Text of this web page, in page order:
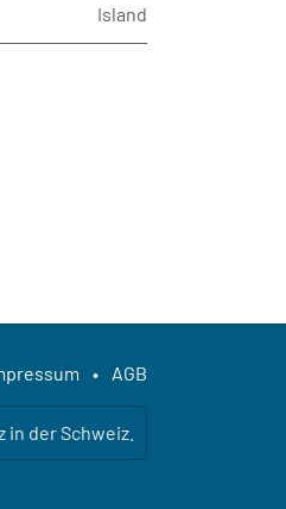
Island
• AGB
der Schweiz.